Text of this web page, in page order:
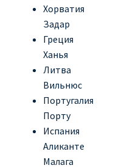
Хорватия
Задар
Греция
Ханья
Литва
Вильнюс
Португалия
Порту
Испания
Аликанте
Малага